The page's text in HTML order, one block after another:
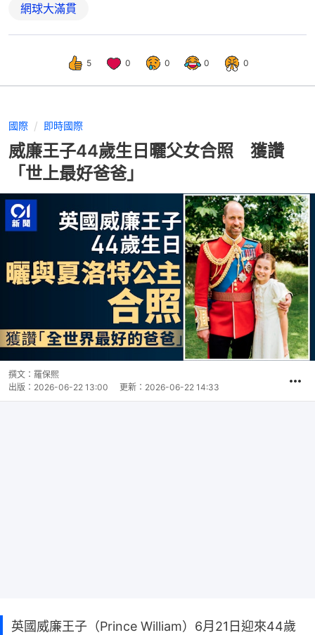
網球大滿貫
5 0 0 0 0
國際 即時國際
威廉王子44歲生日曬父女合照 獲讚
「世上最好爸爸」
撰文： 羅保熙
出版： 2026-06-22 13:00 更新： 2026-06-22 14:33
英國威廉王子（Prince William）6月21日迎來44歲